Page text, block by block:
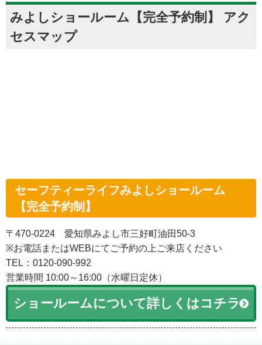
みよしショールーム【完全予約制】 アク
セスマップ
セーフティーライフみよしショールーム
【完全予約制】
〒470-0224 愛知県みよし市三好町油田50-3
※お電話またはWEBにてご予約の上ご来店ください
TEL：0120-090-992
営業時間 10:00～16:00（水曜日定休）
ショールームについて詳しくはコチラ